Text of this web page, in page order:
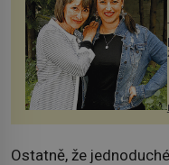
Ostatně, že